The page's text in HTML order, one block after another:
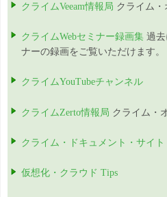
クライムVeeam情報局 クライム・
クライムWebセミナー録画集 過
ナーの録画をご覧いただけます。
クライムYouTubeチャンネル
クライムZerto情報局 クライム・
クライム・ドキュメント・サイト
仮想化・クラウド Tips